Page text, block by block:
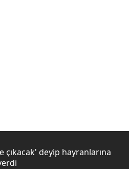
çıkacak' deyip hayranlarına